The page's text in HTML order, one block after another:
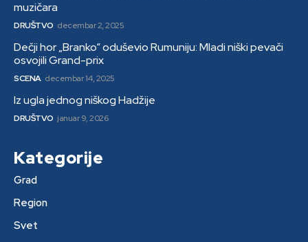
muzičara
DRUŠTVO decembar 2, 2025
Dečji hor „Branko“ oduševio Rumuniju: Mladi niški pevači
osvojili Grand-prix
SCENA decembar 14, 2025
Iz ugla jednog niškog Hadžije
DRUŠTVO januar 9, 2026
Kategorije
Grad
Region
Svet